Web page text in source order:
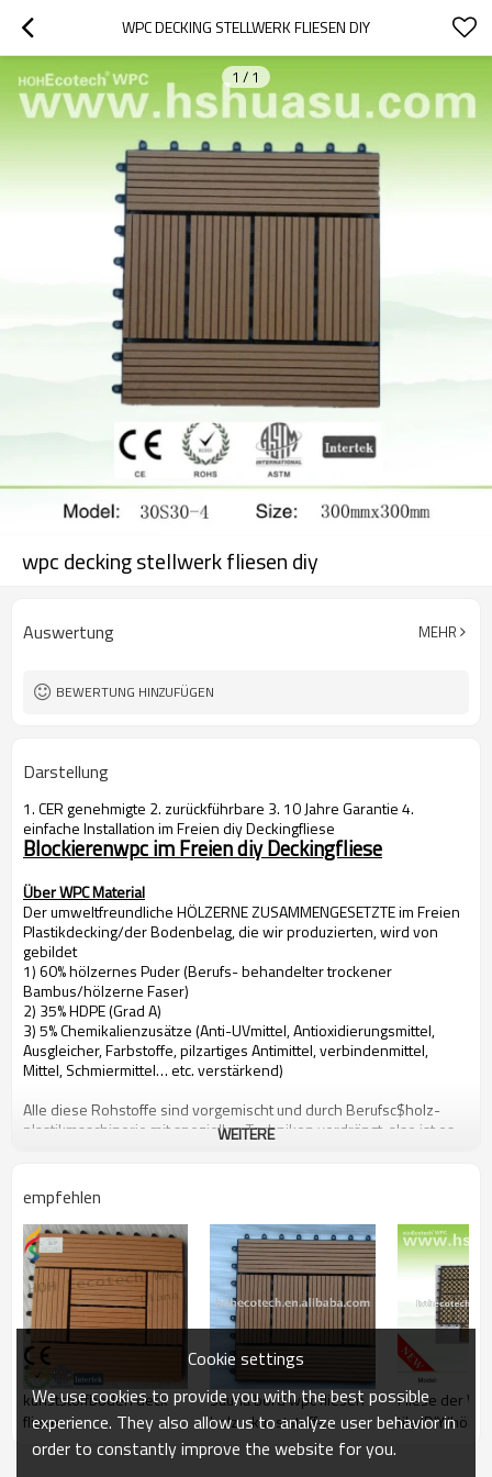
WPC DECKING STELLWERK FLIESEN DIY
1 / 1
wpc decking stellwerk fliesen diy
Auswertung MEHR
BEWERTUNG HINZUFÜGEN
Darstellung
1. CER genehmigte 2. zurückführbare 3. 10 Jahre Garantie 4.
einfache Installation im Freien diy Deckingfliese
Blockierenwpc im Freien diy Deckingfliese
Über WPC Material
Der umweltfreundliche HÖLZERNE ZUSAMMENGESETZTE im Freien
Plastikdecking/der Bodenbelag, die wir produzierten, wird von
gebildet
1) 60% hölzernes Puder (Berufs- behandelter trockener
Bambus/hölzerne Faser)
2) 35% HDPE (Grad A)
3) 5% Chemikalienzusätze (Anti-UVmittel, Antioxidierungsmittel,
Ausgleicher, Farbstoffe, pilzartiges Antimittel, verbindenmittel,
Mittel, Schmiermittel… etc. verstärkend)
Alle diese Rohstoffe sind vorgemischt und durch Berufsc$holz-
plastikmaschinerie mit speziellen Techniken verdrängt, also ist es
Leute können von HOHEcotech von dem Folgen von Attributen
profitieren
1. Umweltfreundlich, 100% aufbereitet
2. Niedrige Wartung
3. Einfache Installation, automatisch schließend
4. Temperaturwiderstand, verwendbar von -29°C zu +51°C
5. Langlebig verwenden (10 Jahre Garantie)
6. Wasserdicht, feuchtigkeitsfest, insektensicher
7. Mit hölzernem Geruch sehr natürliches Gefühl
8. UVwiderstand, verblassen beständiges langlebiges Gut
9. Eleganter Blick
10. Sogar Dimensionsstabilität
WEITERE
empfehlen
kunststoffboden deck
fliese
Sauna bord wpc fliesen
holz - kunststoff-
verbunde schleiffläche
Fliese der
tile/DIY/
Cookie settings
We use cookies to provide you with the best possible
experience. They also allow us to analyze user behavior in
order to constantly improve the website for you.